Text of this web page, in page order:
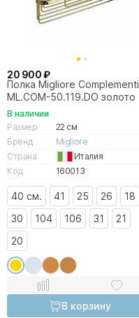
20 900 ₽
Полка Migliore Complementi
ML.COM-50.119.DO золото
В наличии
Размер
22 см
Бренд
Migliore
Страна
Италия
Код
160013
40 см. 41 25 26
18
30
104 106 31
21
20
В корзину